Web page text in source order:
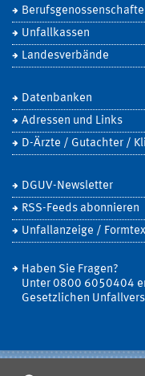
Unfallkassen
Landesverbände
Datenbanken
Adressen und Links
D-Ärzte / Gutachter /
DGUV-Newsletter
RSS-Feeds abonnieren
Unfallanzeige /
Haben Sie Fragen?
Unter 0800 6050404
Gesetzlichen